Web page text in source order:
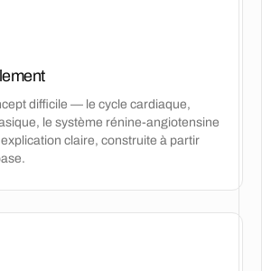
difficile — le cycle cardiaque,
le système rénine-angiotensine
claire, construite à partir